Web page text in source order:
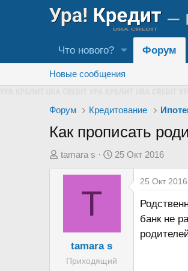
–
Что нового? Форум
Новые сообщения
Форум Кредитование
Как прописать
А
tamara s
Д
25 Окт 2016
T
tamara s
Приходящий
25 Окт 2016
банк не